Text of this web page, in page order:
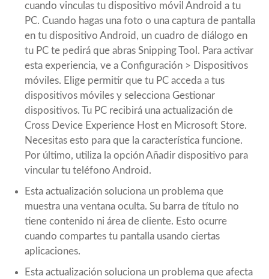
cuando vinculas tu dispositivo móvil Android a tu
PC. Cuando hagas una foto o una captura de pantalla
en tu dispositivo Android, un cuadro de diálogo en
tu PC te pedirá que abras Snipping Tool. Para activar
esta experiencia, ve a Configuración > Dispositivos
móviles. Elige permitir que tu PC acceda a tus
dispositivos móviles y selecciona Gestionar
dispositivos. Tu PC recibirá una actualización de
Cross Device Experience Host en Microsoft Store.
Necesitas esto para que la característica funcione.
Por último, utiliza la opción Añadir dispositivo para
vincular tu teléfono Android.
Esta actualización soluciona un problema que
muestra una ventana oculta. Su barra de título no
tiene contenido ni área de cliente. Esto ocurre
cuando compartes tu pantalla usando ciertas
aplicaciones.
Esta actualización soluciona un problema que afecta